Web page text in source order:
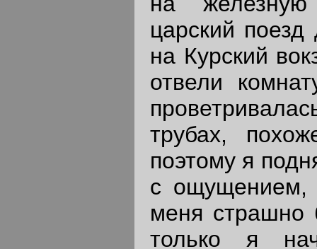
царский
на Курский
отвели
трубах,
поэтому я
с ощущением,
меня страшно
только я